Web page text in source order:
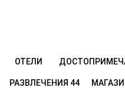
ОТЕЛИ
РАЗВЛЕЧЕНИЯ 44